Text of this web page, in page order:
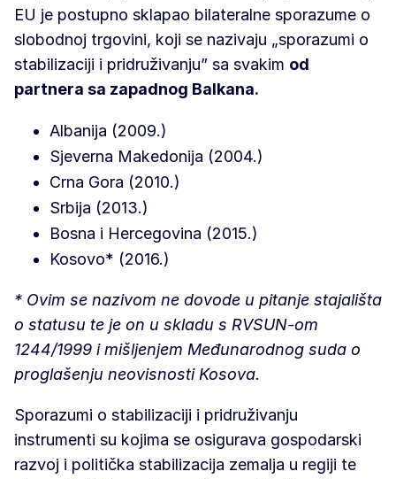
EU je postupno sklapao bilateralne sporazume o
slobodnoj trgovini, koji se nazivaju „sporazumi o
stabilizaciji i pridruživanju” sa svakim od
partnera sa zapadnog Balkana.
Albanija (2009.)
Sjeverna Makedonija (2004.)
Crna Gora (2010.)
Srbija (2013.)
Bosna i Hercegovina (2015.)
Kosovo* (2016.)
* Ovim se nazivom ne dovode u pitanje stajališta
o statusu te je on u skladu s RVSUN-om
1244/1999 i mišljenjem Međunarodnog suda o
proglašenju neovisnosti Kosova.
Sporazumi o stabilizaciji i pridruživanju
instrumenti su kojima se osigurava gospodarski
razvoj i politička stabilizacija zemalja u regiji te